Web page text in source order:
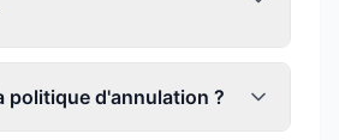
politique d'annulation ?